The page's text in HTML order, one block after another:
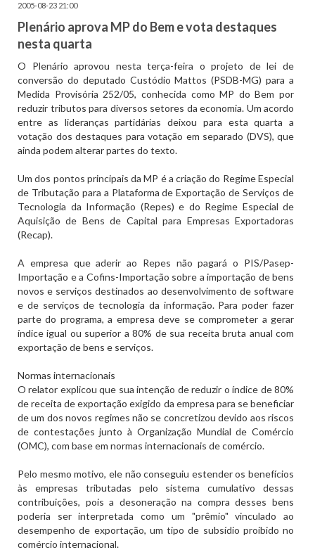
2005-08-23 21:00
Plenário aprova MP do Bem e vota destaques
nesta quarta
O Plenário aprovou nesta terça-feira o projeto de lei de
conversão do deputado Custódio Mattos (PSDB-MG) para a
Medida Provisória 252/05, conhecida como MP do Bem por
reduzir tributos para diversos setores da economia. Um acordo
entre as lideranças partidárias deixou para esta quarta a
votação dos destaques para votação em separado (DVS), que
ainda podem alterar partes do texto.
Um dos pontos principais da MP é a criação do Regime Especial
de Tributação para a Plataforma de Exportação de Serviços de
Tecnologia da Informação (Repes) e do Regime Especial de
Aquisição de Bens de Capital para Empresas Exportadoras
(Recap).
A empresa que aderir ao Repes não pagará o PIS/Pasep-
Importação e a Cofins-Importação sobre a importação de bens
novos e serviços destinados ao desenvolvimento de software
e de serviços de tecnologia da informação. Para poder fazer
parte do programa, a empresa deve se comprometer a gerar
índice igual ou superior a 80% de sua receita bruta anual com
exportação de bens e serviços.
Normas internacionais
O relator explicou que sua intenção de reduzir o índice de 80%
de receita de exportação exigido da empresa para se beneficiar
de um dos novos regimes não se concretizou devido aos riscos
de contestações junto à Organização Mundial de Comércio
(OMC), com base em normas internacionais de comércio.
Pelo mesmo motivo, ele não conseguiu estender os benefícios
às empresas tributadas pelo sistema cumulativo dessas
contribuições, pois a desoneração na compra desses bens
poderia ser interpretada como um "prêmio" vinculado ao
desempenho de exportação, um tipo de subsídio proibido no
comércio internacional.